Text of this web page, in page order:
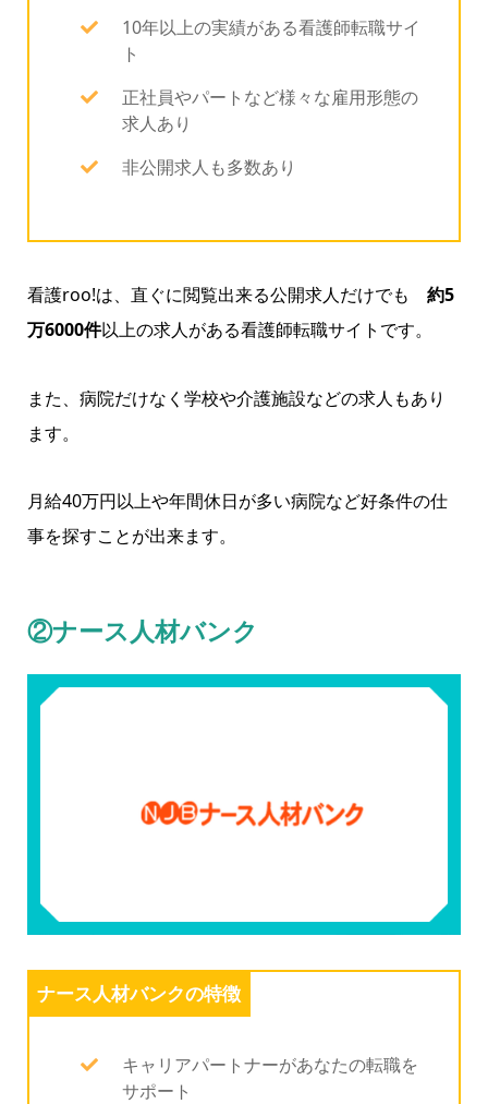
10年以上の実績がある看護師転職サイ
ト
正社員やパートなど様々な雇用形態の
求人あり
非公開求人も多数あり
看護roo!は、直ぐに閲覧出来る公開求人だけでも 約5
万6000件以上の求人がある看護師転職サイトです。
また、病院だけなく学校や介護施設などの求人もあり
ます。
月給40万円以上や年間休日が多い病院など好条件の仕
事を探すことが出来ます。
②ナース人材バンク
ナース人材バンクの特徴
キャリアパートナーがあなたの転職を
サポート